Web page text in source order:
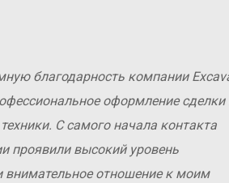
благодарность компании
оформление сделки
С самого начала контакта
проявили высокий уровень
внимательное отношение к моим